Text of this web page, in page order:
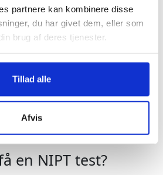
partnere kan kombinere disse
du har givet dem, eller som
brug af deres tjenester.
Tillad alle
Afvis
og været ramt af massiv
næseblod, eller måske
din forøgede blodmængde i
påvirkning af
en NIPT test?